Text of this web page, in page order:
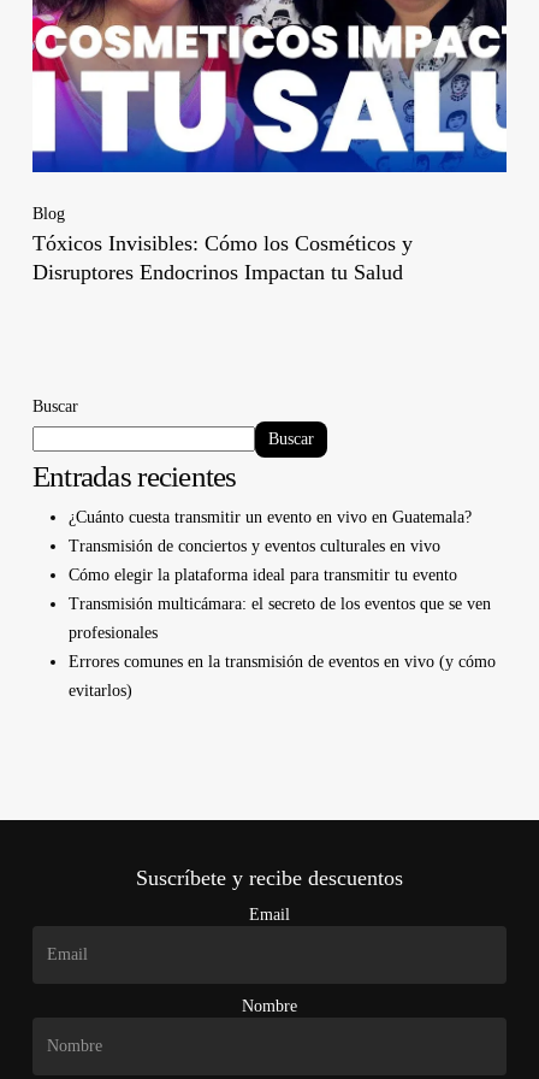
Blog
Tóxicos Invisibles: Cómo los Cosméticos y
Disruptores Endocrinos Impactan tu Salud
Buscar
Buscar
Entradas recientes
¿Cuánto cuesta transmitir un evento en vivo en Guatemala?
Transmisión de conciertos y eventos culturales en vivo
Cómo elegir la plataforma ideal para transmitir tu evento
Transmisión multicámara: el secreto de los eventos que se ven
profesionales
Errores comunes en la transmisión de eventos en vivo (y cómo
evitarlos)
Suscríbete y recibe descuentos
Email
Nombre